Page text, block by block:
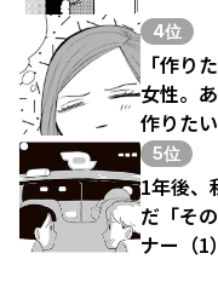
4位
「作り
女性。
作りた
5位
1年後、
だ「そ
ナー（1）